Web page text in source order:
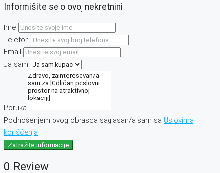
Informišite se o ovoj nekretnini
Ime
Telefon
Email
Ja sam
Poruka
Podnošenjem ovog obrasca saglasan/a sam sa Uslovima
korišćenja
Zatražite informacije
0 Review